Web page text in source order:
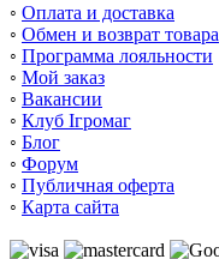
◦ Оплата и доставка
◦ Обмен и возврат товара
◦ Программа лояльности
◦ Мой заказ
◦ Вакансии
◦ Клуб Ігромаг
◦ Блог
◦ Форум
◦ Публичная оферта
◦ Карта сайта